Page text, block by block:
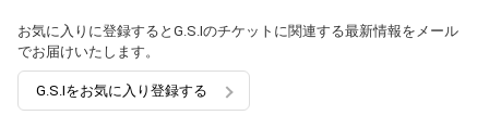
お気に入りに登録するとG.S.Iのチケットに関連する最新情報をメール
でお届けいたします。
G.S.Iをお気に入り登録する